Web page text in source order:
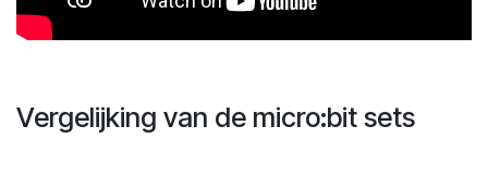
Vergelijking van de micro:bit sets